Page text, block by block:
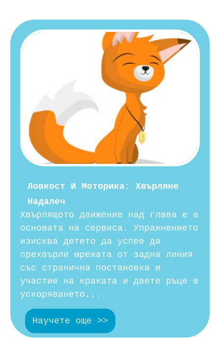
Ловкост И Моторика: Хвърляне
Надалеч
Хвърлящото движение над глава е в
основата на сервиса. Упражнението
изисква детето да успее да
прехвърли мрежата от задна линия
със странична постановка и
участие на краката и двете ръце в
ускоряването...
Научете още >>